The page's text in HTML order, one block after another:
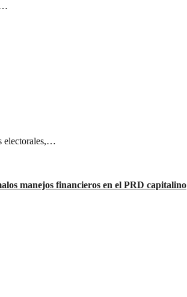
electorales,…
manejos financieros en el PRD capitalino